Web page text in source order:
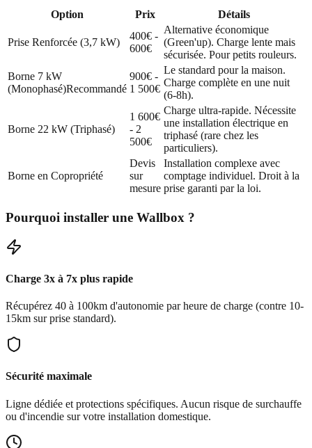
Option Prix Détails
Prise Renforcée (3,7 kW)
400€ -
600€
Alternative économique
(Green'up). Charge lente mais
sécurisée. Pour petits rouleurs.
Borne 7 kW
(Monophasé)Recommandé
900€ -
1 500€
Le standard pour la maison.
Charge complète en une nuit
(6-8h).
Borne 22 kW (Triphasé)
1 600€
- 2
500€
Charge ultra-rapide. Nécessite
une installation électrique en
triphasé (rare chez les
particuliers).
Borne en Copropriété
Devis
sur
mesure
Installation complexe avec
comptage individuel. Droit à la
prise garanti par la loi.
Pourquoi installer une Wallbox ?
Charge 3x à 7x plus rapide
Récupérez 40 à 100km d'autonomie par heure de charge (contre 10-
15km sur prise standard).
Sécurité maximale
Ligne dédiée et protections spécifiques. Aucun risque de surchauffe
ou d'incendie sur votre installation domestique.